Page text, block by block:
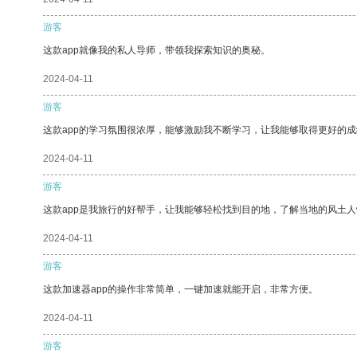
游客
这款app就像我的私人导师，带领我探索知识的奥秘。
2024-04-11
游客
这款app的学习氛围很浓厚，能够激励我不断学习，让我能够取得更好的成
2024-04-11
游客
这款app是我旅行的好帮手，让我能够轻松找到目的地，了解当地的风土人
2024-04-11
游客
这款加速器app的操作非常简单，一键加速就能开启，非常方便。
2024-04-11
游客